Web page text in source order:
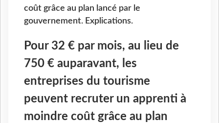
coût grâce au plan lancé par le
gouvernement. Explications.
Pour 32 € par mois, au lieu de
750 € auparavant, les
entreprises du tourisme
peuvent recruter un apprenti à
moindre coût grâce au plan